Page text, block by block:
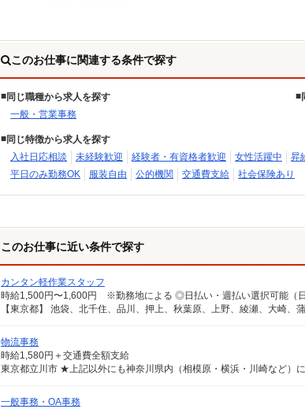
このお仕事に関連する条件で探す
同じ職種から求人を探す
一般・営業事務
同じ特徴から求人を探す
入社日応相談
未経験歓迎 経験者・有資格者歓迎 女性活躍中 昇
平日のみ勤務OK
服装自由 公的機関 交通費支給 社会保険あり
このお仕事に近い条件で探す
カンタン軽作業スタッフ
物流事務
時給1,580円＋交通費全額支給
東京都立川市 ★上記以外にも神奈川県内（相模原・横浜・川崎など）
一般事務・OA事務